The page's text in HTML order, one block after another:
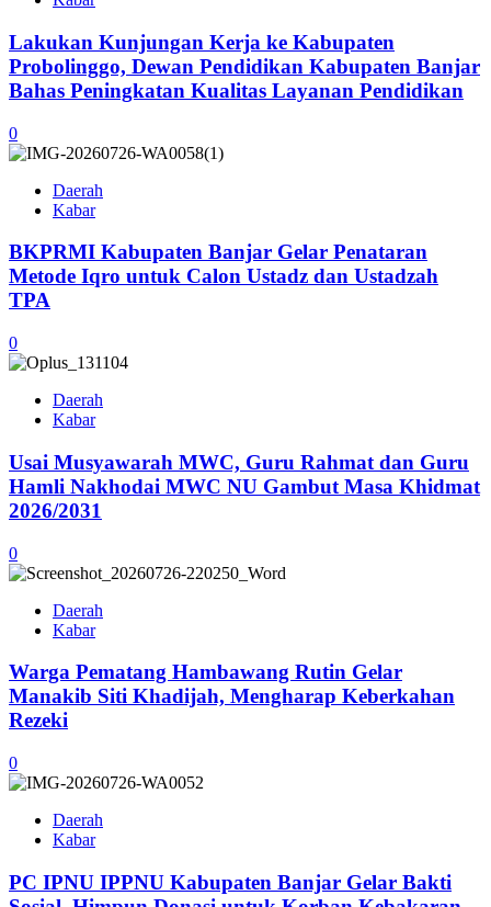
Lakukan Kunjungan Kerja ke Kabupaten
Probolinggo, Dewan Pendidikan Kabupaten Banjar
Bahas Peningkatan Kualitas Layanan Pendidikan
0
Daerah
Kabar
BKPRMI Kabupaten Banjar Gelar Penataran
Metode Iqro untuk Calon Ustadz dan Ustadzah
TPA
0
Daerah
Kabar
Usai Musyawarah MWC, Guru Rahmat dan Guru
Hamli Nakhodai MWC NU Gambut Masa Khidmat
2026/2031
0
Daerah
Kabar
Warga Pematang Hambawang Rutin Gelar
Manakib Siti Khadijah, Mengharap Keberkahan
Rezeki
0
Daerah
Kabar
PC IPNU IPPNU Kabupaten Banjar Gelar Bakti